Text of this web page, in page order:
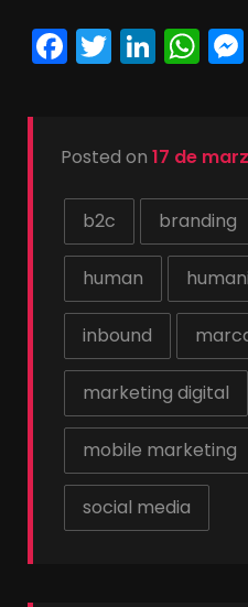
Facebook
Twitter
Posted on 17 de
b2c branding
human
inbound
marketing digital
mobile marketing
social media